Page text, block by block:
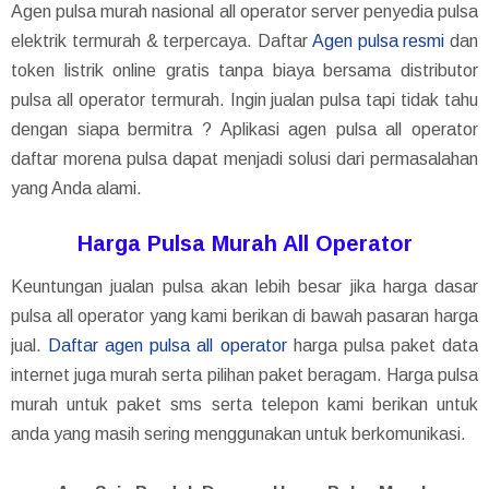
Agen pulsa murah nasional all operator server penyedia pulsa
elektrik termurah & terpercaya. Daftar Agen pulsa resmi dan
token listrik online gratis tanpa biaya bersama distributor
pulsa all operator termurah. Ingin jualan pulsa tapi tidak tahu
dengan siapa bermitra ? Aplikasi agen pulsa all operator
daftar morena pulsa dapat menjadi solusi dari permasalahan
yang Anda alami.
Harga Pulsa Murah All Operator
Keuntungan jualan pulsa akan lebih besar jika harga dasar
pulsa all operator yang kami berikan di bawah pasaran harga
jual.
Daftar agen pulsa all operatorharga pulsa paket data
internet juga murah serta pilihan paket beragam. Harga pulsa
murah untuk paket sms serta telepon kami berikan untuk
anda yang masih sering menggunakan untuk berkomunikasi.